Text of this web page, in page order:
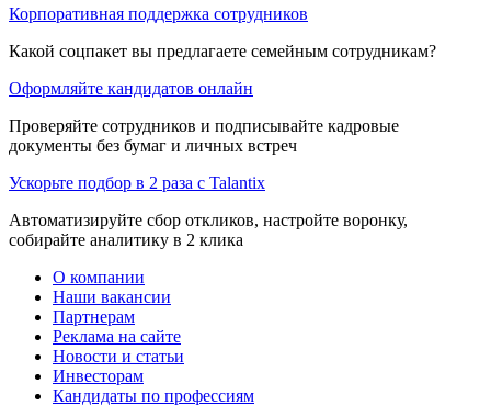
Корпоративная поддержка сотрудников
Какой соцпакет вы предлагаете семейным сотрудникам?
Оформляйте кандидатов онлайн
Проверяйте сотрудников и подписывайте кадровые
документы без бумаг и личных встреч
Ускорьте подбор в 2 раза с Talantix
Автоматизируйте сбор откликов, настройте воронку,
собирайте аналитику в 2 клика
О компании
Наши вакансии
Партнерам
Реклама на сайте
Новости и статьи
Инвесторам
Кандидаты по профессиям